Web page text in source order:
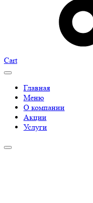
Cart
Главная
Меню
О компании
Акции
Услуги